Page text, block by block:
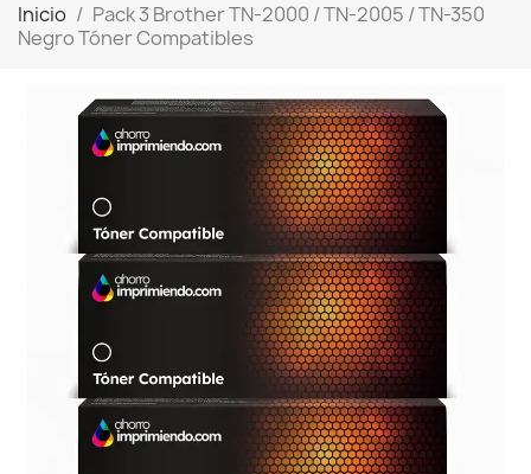
Inicio
Pack 3 Brother TN-2000 / TN-2005 / TN-350
Negro Tóner Compatibles